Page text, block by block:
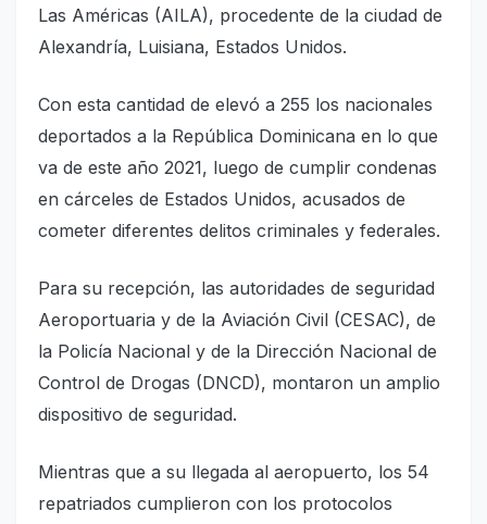
Las Américas (AILA), procedente de la ciudad de
Alexandría, Luisiana, Estados Unidos.
Con esta cantidad de elevó a 255 los nacionales
deportados a la República Dominicana en lo que
va de este año 2021, luego de cumplir condenas
en cárceles de Estados Unidos, acusados de
cometer diferentes delitos criminales y federales.
Para su recepción, las autoridades de seguridad
Aeroportuaria y de la Aviación Civil (CESAC), de
la Policía Nacional y de la Dirección Nacional de
Control de Drogas (DNCD), montaron un amplio
dispositivo de seguridad.
Mientras que a su llegada al aeropuerto, los 54
repatriados cumplieron con los protocolos